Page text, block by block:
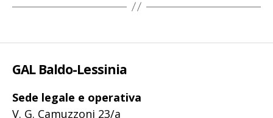
GAL Baldo-Lessinia
Sede legale e operativa
V. G. Camuzzoni 23/a